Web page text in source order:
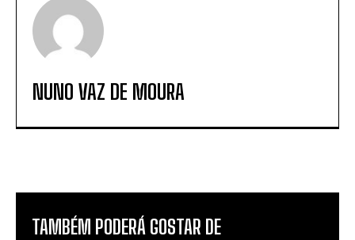
NUNO VAZ DE MOURA
TAMBÉM PODERÁ GOSTAR DE